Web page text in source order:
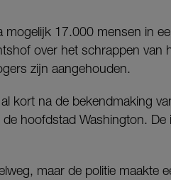
mogelijk 17.000 mensen in
over het schrappen van
zijn aangehouden.
kort na de bekendmaking
hoofdstad Washington. De
maar de politie maakte